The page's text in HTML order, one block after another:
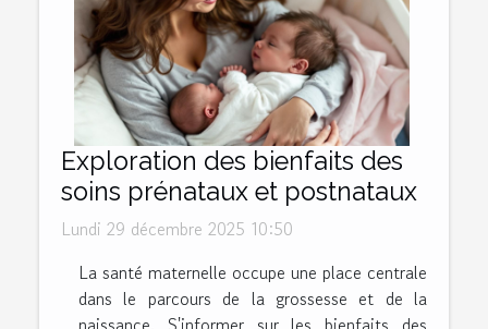
Exploration des bienfaits des
soins prénataux et postnataux
Lundi 29 décembre 2025 10:50
La santé maternelle occupe une place centrale
dans le parcours de la grossesse et de la